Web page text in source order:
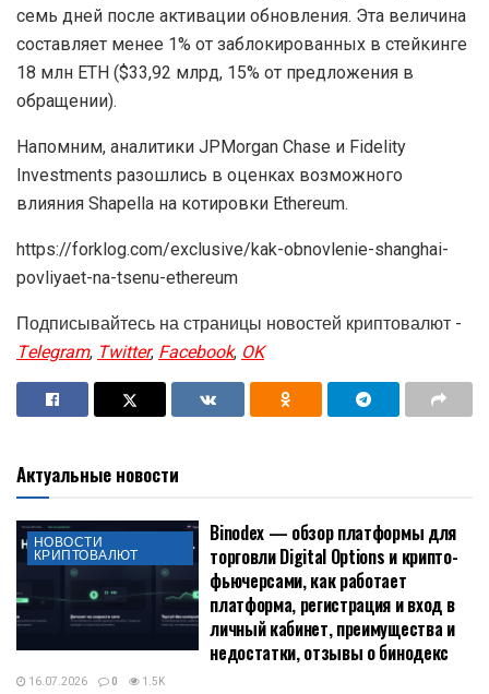
семь дней после активации обновления. Эта величина
составляет менее 1% от заблокированных в стейкинге
18 млн ETH ($33,92 млрд, 15% от предложения в
обращении).
Напомним, аналитики JPMorgan Chase и Fidelity
Investments разошлись в оценках возможного
влияния Shapella на котировки Ethereum.
https://forklog.com/exclusive/kak-obnovlenie-shanghai-
povliyaet-na-tsenu-ethereum
Подписывайтесь на страницы новостей криптовалют -
Telegram,Twitter,Facebook,OK
Актуальные новости
НОВОСТИ
КРИПТОВАЛЮТ
Binodex — обзор платформы для
торговли Digital Options и крипто-
фьючерсами, как работает
платформа, регистрация и вход в
личный кабинет, преимущества и
недостатки, отзывы о бинодекс
16.07.2026 0 1.5K